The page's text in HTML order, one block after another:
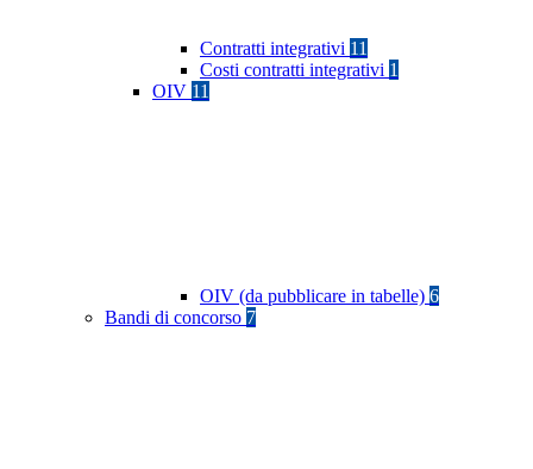
Contratti integrativi 11
Costi contratti integrativi 1
OIV 11
OIV (da pubblicare in tabelle) 6
Bandi di concorso 7